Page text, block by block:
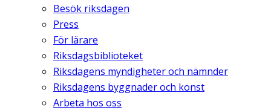
Besök riksdagen
Press
För lärare
Riksdagsbiblioteket
Riksdagens myndigheter och nämnder
Riksdagens byggnader och konst
Arbeta hos oss